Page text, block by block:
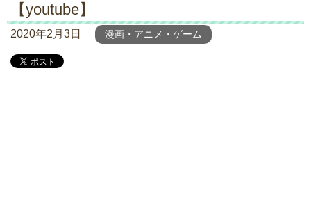
【youtube】
2020年2月3日 漫画・アニメ・ゲーム